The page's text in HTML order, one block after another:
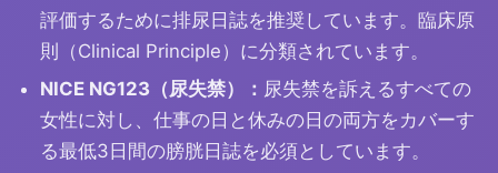
評価するために排尿日誌を推奨しています。臨床原
則（Clinical Principle）に分類されています。
NICE NG123（尿失禁）： 尿失禁を訴えるすべての
女性に対し、仕事の日と休みの日の両方をカバーす
る最低3日間の膀胱日誌を必須としています。